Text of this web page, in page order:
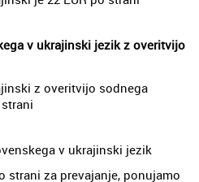
v ukrajinski jezik z overitvijo
z overitvijo sodnega
v ukrajinski jezik
strani za prevajanje, ponujamo